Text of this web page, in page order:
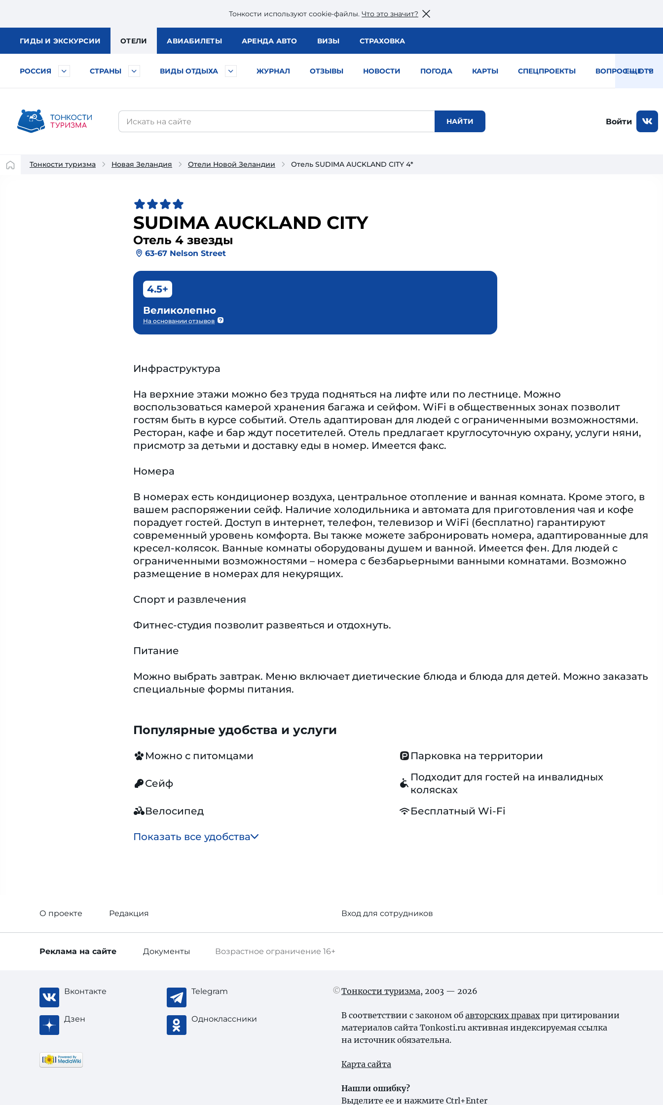
Тонкости используют сookie-файлы. Что это значит?
ГИДЫ И ЭКСКУРСИИ ОТЕЛИ АВИАБИЛЕТЫ АРЕНДА АВТО ВИЗЫ СТРАХОВКА
РОССИЯ СТРАНЫ ВИДЫ ОТДЫХА ЖУРНАЛ ОТЗЫВЫ НОВОСТИ ПОГОДА КАРТЫ СПЕЦПРОЕКТЫ ВОПРОС — ОТВЕТ
ЕЩЕ
Войти
Тонкости туризма Новая Зеландия Отели Новой Зеландии Отель SUDIMA AUCKLAND CITY 4*
SUDIMA AUCKLAND CITY
Отель 4 звезды
63-67 Nelson Street
4.5+
Великолепно
На основании отзывов
Инфраструктура
На верхние этажи можно без труда подняться на лифте или по лестнице. Можно
воспользоваться камерой хранения багажа и сейфом. WiFi в общественных зонах позволит
гостям быть в курсе событий. Отель адаптирован для людей с ограниченными возможностями.
Ресторан, кафе и бар ждут посетителей. Отель предлагает круглосуточную охрану, услуги няни,
присмотр за детьми и доставку еды в номер. Имеется факс.
Номера
В номерах есть кондиционер воздуха, центральное отопление и ванная комната. Кроме этого, в
вашем распоряжении сейф. Наличие холодильника и автомата для приготовления чая и кофе
порадует гостей. Доступ в интернет, телефон, телевизор и WiFi (бесплатно) гарантируют
современный уровень комфорта. Вы также можете забронировать номера, адаптированные для
кресел-колясок. Ванные комнаты оборудованы душем и ванной. Имеется фен. Для людей с
ограниченными возможностями – номера с безбарьерными ванными комнатами. Возможно
размещение в номерах для некурящих.
Спорт и развлечения
Фитнес-студия позволит развеяться и отдохнуть.
Питание
Можно выбрать завтрак. Меню включает диетические блюда и блюда для детей. Можно заказать
специальные формы питания.
Популярные удобства и услуги
Можно с питомцами Парковка на территории
Сейф
Подходит для гостей на инвалидных
колясках
Велосипед
Бесплатный Wi-Fi
Показать все удобства
О проекте Редакция Вход для сотрудников
Возрастное ограничение 16+
Реклама на сайте Документы
Вконтакте Telegram
Дзен Одноклассники
Тонкости туризма, 2003 — 2026
В соответствии с законом об авторских правах при цитировании
материалов сайта Tonkosti.ru активная индексируемая ссылка
на источник обязательна.
Карта сайта
Нашли ошибку?
Выделите ее и нажмите Ctrl+Enter